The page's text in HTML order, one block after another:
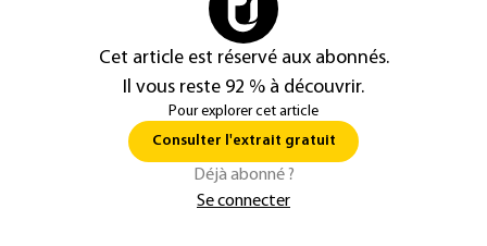
Cet article est réservé aux abonnés.
Il vous reste 92 % à découvrir.
Pour explorer cet article
Consulter l'extrait gratuit
Déjà abonné ?
Se connecter